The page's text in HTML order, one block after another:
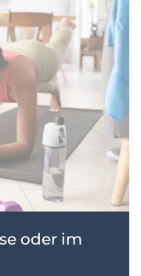
oder im